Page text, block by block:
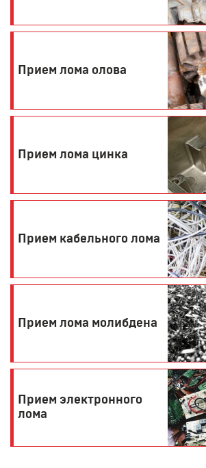
Прием лома олова
Прием лома цинка
Прием кабельного лома
Прием лома молибдена
Прием электронного
лома